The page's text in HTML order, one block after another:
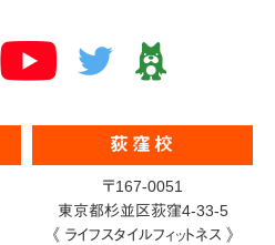
荻窪校
〒167-0051
東京都杉並区荻窪4-33-5
《 ライフスタイルフィットネス 》